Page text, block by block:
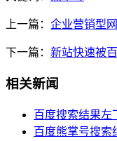
上一篇： 企业营销型
下一篇： 新站快速被
相关新闻
百度搜索结果左
百度熊掌号搜索